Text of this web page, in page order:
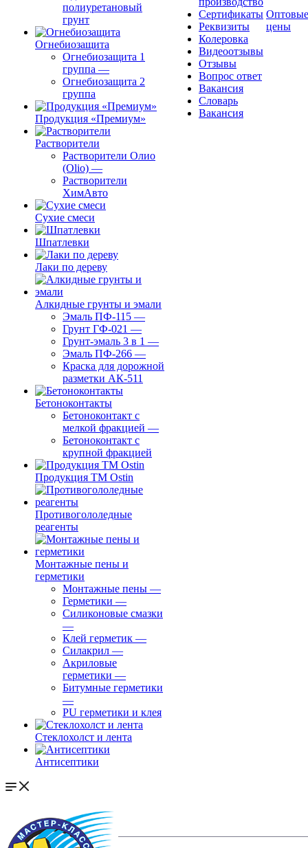
полиуретановый
грунт
Огнебиозащита
Огнебиозащита 1
группа —
Огнебиозащита 2
группа
Продукция «Премиум»
Растворители
Растворители Олио
(Olio) —
Растворители
ХимАвто
Сухие смеси
Шпатлевки
Лаки по дереву
Алкидные грунты и эмали
Эмаль ПФ-115 —
Грунт ГФ-021 —
Грунт-эмаль 3 в 1 —
Эмаль ПФ-266 —
Краска для дорожной
разметки АК-511
Бетоноконтакты
Бетоноконтакт с
мелкой фракцией —
Бетоноконтакт с
крупной фракцией
Продукция ТМ Ostin
Противогололедные
реагенты
Монтажные пены и
герметики
Монтажные пены —
Герметики —
Силиконовые смазки
—
Клей герметик —
Силакрил —
Акриловые
герметики —
Битумные герметики
—
PU герметики и клея
Стеклохолст и лента
Антисептики
Сертификаты
Реквизиты
Колеровка
Видеоотзывы
Отзывы
Вопрос ответ
Вакансия
Словарь
Вакансия
Оптовые
цены